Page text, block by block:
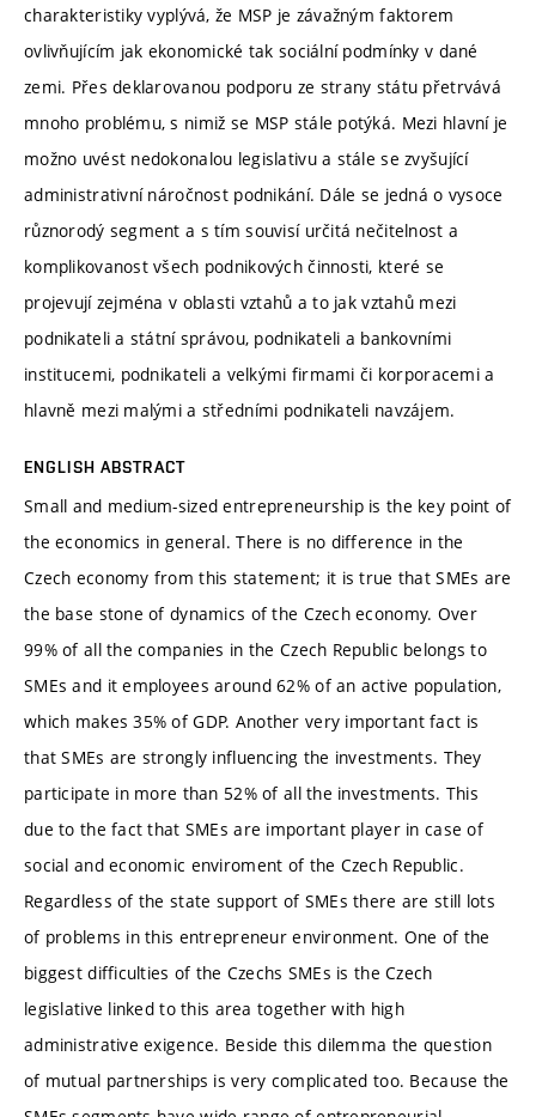
charakteristiky vyplývá, že MSP je závažným faktorem
ovlivňujícím jak ekonomické tak sociální podmínky v dané
zemi. Přes deklarovanou podporu ze strany státu přetrvává
mnoho problému, s nimiž se MSP stále potýká. Mezi hlavní je
možno uvést nedokonalou legislativu a stále se zvyšující
administrativní náročnost podnikání. Dále se jedná o vysoce
různorodý segment a s tím souvisí určitá nečitelnost a
komplikovanost všech podnikových činnosti, které se
projevují zejména v oblasti vztahů a to jak vztahů mezi
podnikateli a státní správou, podnikateli a bankovními
institucemi, podnikateli a velkými firmami či korporacemi a
hlavně mezi malými a středními podnikateli navzájem.
ENGLISH ABSTRACT
Small and medium-sized entrepreneurship is the key point of
the economics in general. There is no difference in the
Czech economy from this statement; it is true that SMEs are
the base stone of dynamics of the Czech economy. Over
99% of all the companies in the Czech Republic belongs to
SMEs and it employees around 62% of an active population,
which makes 35% of GDP. Another very important fact is
that SMEs are strongly influencing the investments. They
participate in more than 52% of all the investments. This
due to the fact that SMEs are important player in case of
social and economic enviroment of the Czech Republic.
Regardless of the state support of SMEs there are still lots
of problems in this entrepreneur environment. One of the
biggest difficulties of the Czechs SMEs is the Czech
legislative linked to this area together with high
administrative exigence. Beside this dilemma the question
of mutual partnerships is very complicated too. Because the